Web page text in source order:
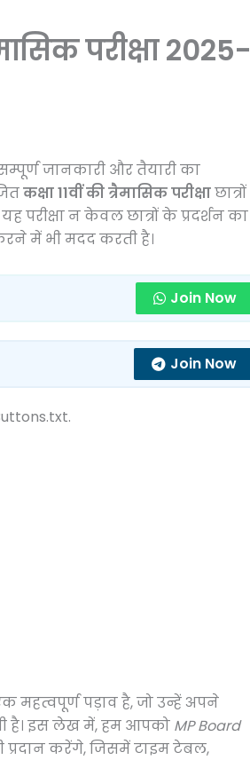
परीक्षा 2025-
जानकारी और तैयारी का
कक्षा 11वीं की त्रैमासिक परीक्षाछात्रों
न केवल छात्रों के प्रदर्शन का
में भी मदद करती है।
Join Now
Join Now
पड़ाव है, जो उन्हें अपने
है। इस लेख में, हम आपको MP Board
करेंगे, जिसमें टाइम टेबल,